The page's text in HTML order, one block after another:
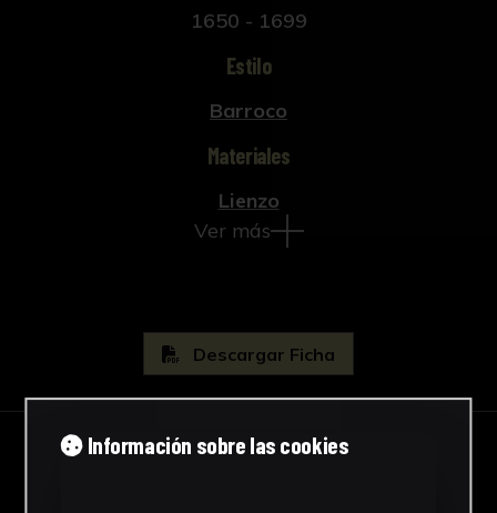
1650 - 1699
Estilo
Barroco
Materiales
Lienzo
Ver más
Descargar Ficha
Información sobre las cookies